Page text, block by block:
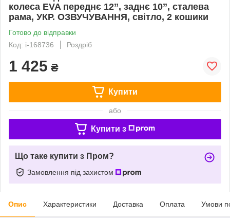
колеса EVA переднє 12’’, заднє 10’’, сталева
рама, УКР. ОЗВУЧУВАННЯ, світло, 2 кошики
Готово до відправки
Код: i-168736
Роздріб
1 425 ₴
Купити
або
Купити з
Що таке купити з Пром?
Замовлення під захистом
Опис Характеристики Доставка Оплата Умови